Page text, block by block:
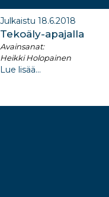
Julkaistu 18.6.2018
Tekoäly-apajalla
Avainsanat:
Heikki Holopainen
Lue lisää...